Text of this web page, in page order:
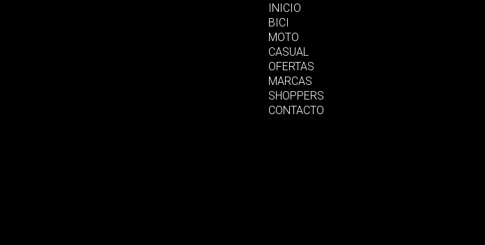
INICIO
BICI
MOTO
CASUAL
OFERTAS
MARCAS
SHOPPERS
CONTACTO